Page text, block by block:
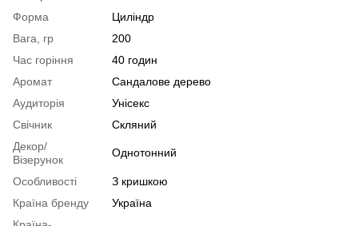
Форма
Циліндр
Вага, гр
200
Час горіння
40 годин
Аромат
Сандалове дерево
Аудиторія
Унісекс
Свічник
Скляний
Декор/
Візерунок
Однотонний
Особливості
З кришкою
Країна бренду
Україна